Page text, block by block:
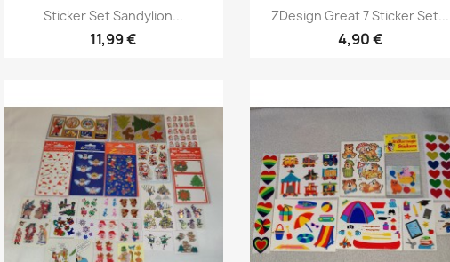
Sticker Set Sandylion...
11,99 €
ZDesign Great 7 Sticker Set...
4,90 €